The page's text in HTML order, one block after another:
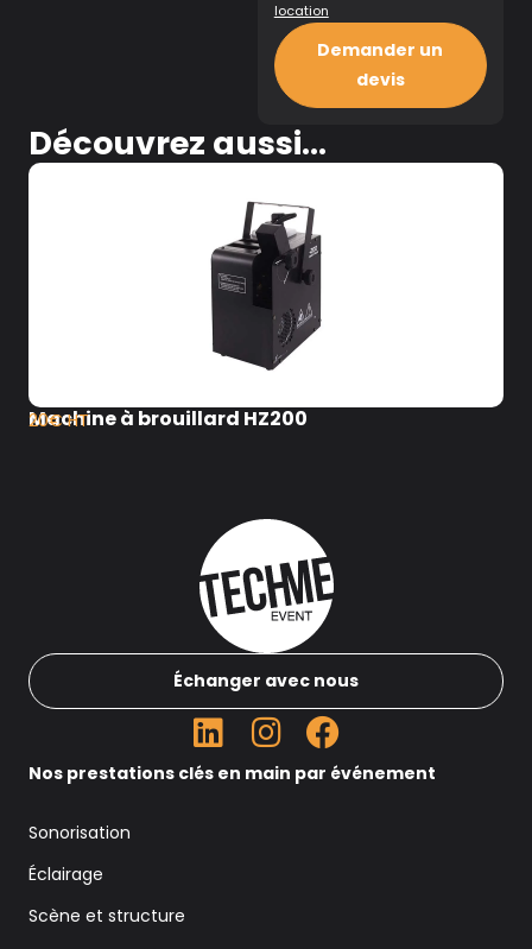
location
Demander un
devis
Découvrez aussi...
Machine à brouillard HZ200
20€ HT
Échanger avec nous
Nos prestations clés en main par événement
Sonorisation
Éclairage
Scène et structure